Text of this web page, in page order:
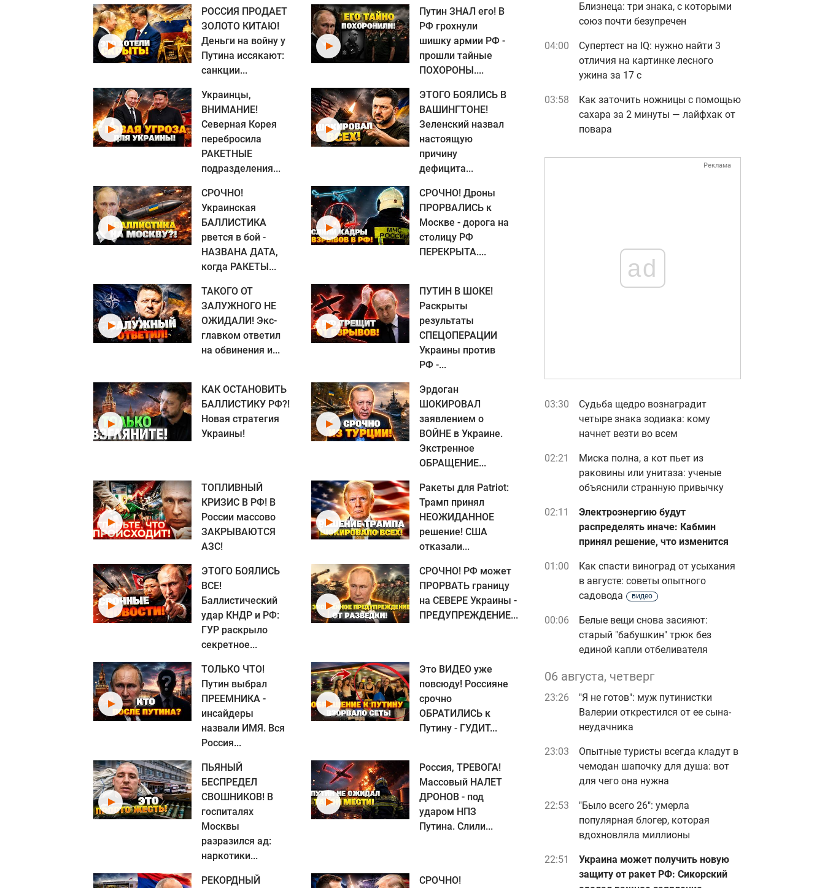
РОССИЯ ПРОДАЕТ
ЗОЛОТО КИТАЮ!
Деньги на войну у
Путина иссякают:
санкции...
Путин ЗНАЛ его! В
РФ грохнули
шишку армии РФ -
прошли тайные
ПОХОРОНЫ....
Украинцы,
ВНИМАНИЕ!
Северная Корея
перебросила
РАКЕТНЫЕ
подразделения...
ЭТОГО БОЯЛИСЬ В
ВАШИНГТОНЕ!
Зеленский назвал
настоящую
причину
дефицита...
СРОЧНО!
Украинская
БАЛЛИСТИКА
рвется в бой -
НАЗВАНА ДАТА,
когда РАКЕТЫ...
СРОЧНО! Дроны
ПРОРВАЛИСЬ к
Москве - дорога на
столицу РФ
ПЕРЕКРЫТА....
ТАКОГО ОТ
ЗАЛУЖНОГО НЕ
ОЖИДАЛИ! Экс-
главком ответил
на обвинения и...
ПУТИН В ШОКЕ!
Раскрыты
результаты
СПЕЦОПЕРАЦИИ
Украины против
РФ -...
КАК ОСТАНОВИТЬ
БАЛЛИСТИКУ РФ?!
Новая стратегия
Украины!
Эрдоган
ШОКИРОВАЛ
заявлением о
ВОЙНЕ в Украине.
Экстренное
ОБРАЩЕНИЕ...
ТОПЛИВНЫЙ
КРИЗИС В РФ! В
России массово
ЗАКРЫВАЮТСЯ
АЗС!
Ракеты для Patriot:
Трамп принял
НЕОЖИДАННОЕ
решение! США
отказали...
ЭТОГО БОЯЛИСЬ
ВСЕ!
Баллистический
удар КНДР и РФ:
ГУР раскрыло
секретное...
СРОЧНО! РФ может
ПРОРВАТЬ границу
на СЕВЕРЕ Украины -
ПРЕДУПРЕЖДЕНИЕ...
ТОЛЬКО ЧТО!
Путин выбрал
ПРЕЕМНИКА -
инсайдеры
назвали ИМЯ. Вся
Россия...
Это ВИДЕО уже
повсюду! Россияне
срочно
ОБРАТИЛИСЬ к
Путину - ГУДИТ...
ПЬЯНЫЙ
БЕСПРЕДЕЛ
СВОШНИКОВ! В
госпиталях
Москвы
разразился ад:
наркотики...
Россия, ТРЕВОГА!
Массовый НАЛЕТ
ДРОНОВ - под
ударом НПЗ
Путина. Слили...
РЕКОРДНЫЙ СРОЧНО!
Близнеца: три знака, с которыми
союз почти безупречен
04:00
Супертест на IQ: нужно найти 3
отличия на картинке лесного
ужина за 17 с
03:58
Как заточить ножницы с помощью
сахара за 2 минуты — лайфхак от
повара
Реклама
ad
03:30
Судьба щедро вознаградит
четыре знака зодиака: кому
начнет везти во всем
02:21
Миска полна, а кот пьет из
раковины или унитаза: ученые
объяснили странную привычку
02:11
Электроэнергию будут
распределять иначе: Кабмин
принял решение, что изменится
01:00
Как спасти виноград от усыхания
в августе: советы опытного
садовода
видео
00:06
Белые вещи снова засияют:
старый "бабушкин" трюк без
единой капли отбеливателя
06 августа, четверг
23:26
"Я не готов": муж путинистки
Валерии открестился от ее сына-
неудачника
23:03
Опытные туристы всегда кладут в
чемодан шапочку для душа: вот
для чего она нужна
22:53
"Было всего 26": умерла
популярная блогер, которая
вдохновляла миллионы
22:51
Украина может получить новую
защиту от ракет РФ: Сикорский